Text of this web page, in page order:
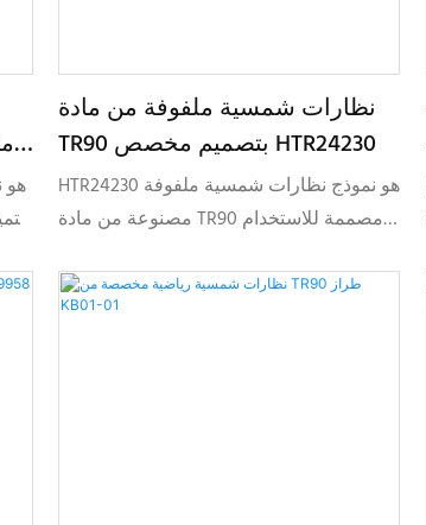
نظارات شمسية ملفوفة من مادة
TR90 بتصميم مخصص HTR24230
HTR24230 هو نموذج نظارات شمسية ملفوفة
مصنوعة من مادة TR90 مصممة للاستخدام
آمنة، وإمكانية تخصيص كاملة للعلامات